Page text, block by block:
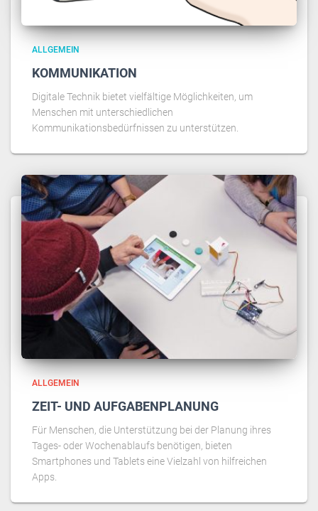
ALLGEMEIN
KOMMUNIKATION
Digitale Technik bietet vielfältige Möglichkeiten, um
Menschen mit unterschiedlichen
Kommunikationsbedürfnissen zu unterstützen.
ALLGEMEIN
ZEIT- UND AUFGABENPLANUNG
Für Menschen, die Unterstützung bei der Planung ihres
Tages- oder Wochenablaufs benötigen, bieten
Smartphones und Tablets eine Vielzahl von hilfreichen
Apps.